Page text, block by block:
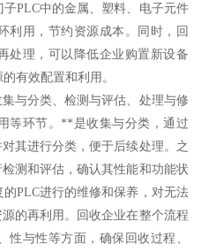
PLC中的金属、塑料、电子元件
利用，节约资源成本。同时，回
处理，可以降低企业购置新设备
有效配置和利用。
与分类、检测与评估、处理与修
等环节。**是收集与分类，通过
其进行分类，便于后续处理。之
测和评估，确认其性能和功能状
PLC进行的维修和保养，对无法
的再利用。回收企业在整个流程
与性等方面，确保回收过程、